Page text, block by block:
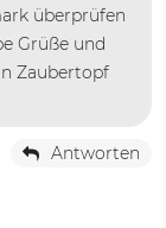
überprüfen
Grüße und
Zaubertopf
Antworten